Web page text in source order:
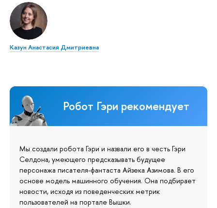
Казун Анастасия Дмитриевна
Робот Гэри рекомендует
Мы создали робота Гэри и назвали его в честь Гэри
Селдона, умеющего предсказывать будущее
персонажа писателя-фантаста Айзека Азимова. В его
основе модель машинного обучения. Она подбирает
новости, исходя из поведенческих метрик
пользователей на портале Вышки.